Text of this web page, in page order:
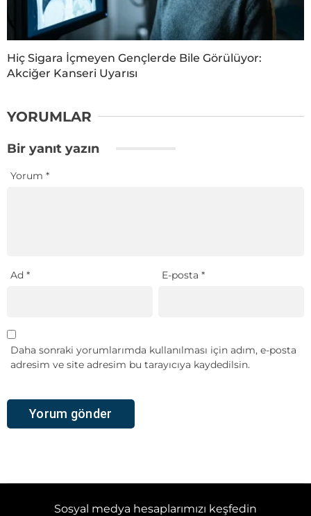
Hiç Sigara İçmeyen Gençlerde Bile Görülüyor:
Akciğer Kanseri Uyarısı
YORUMLAR
Bir yanıt yazın
Yorum *
Ad * E-posta*
Daha sonraki yorumlarımda kullanılması için adım, e-posta
adresim ve site adresim bu tarayıcıya kaydedilsin.
Sosyal medya hesaplarımızı keşfedin